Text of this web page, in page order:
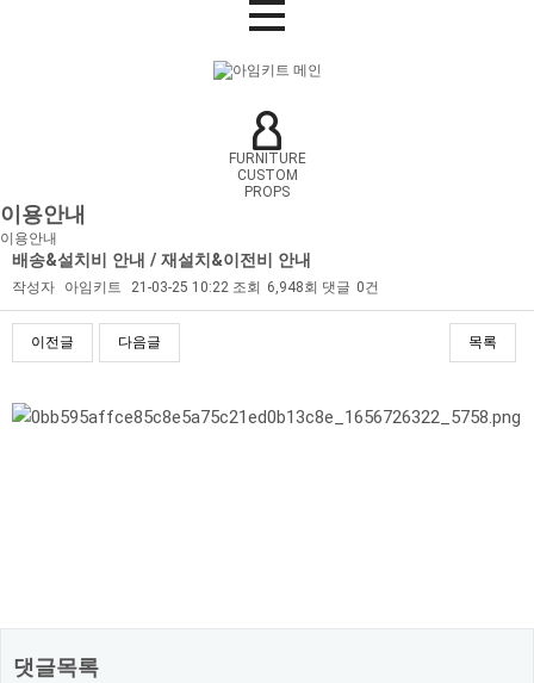
FURNITURE
CUSTOM
PROPS
이용안내
이용안내
배송&설치비 안내 / 재설치&이전비 안내
작성자 아임키트 21-03-25 10:22 조회 6,948회 댓글 0건
이전글 다음글 목록
본문
댓글목록